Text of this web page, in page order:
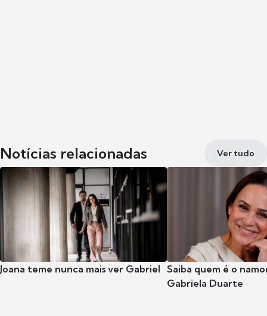
Notícias relacionadas Ver tudo
Joana teme nunca mais ver Gabriel Saiba quem é o
Gabriela Duarte